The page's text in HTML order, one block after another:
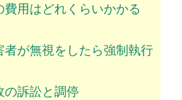
用はどれくらいかかる
者が無視をしたら強制執行
の訴訟と調停